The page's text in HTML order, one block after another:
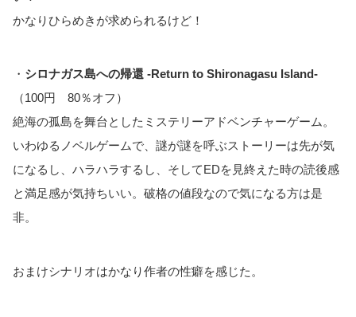
かなりひらめきが求められるけど！
・ シロナガス島への帰還 -Return to Shironagasu Island-
（100円 80％オフ）
絶海の孤島を舞台としたミステリーアドベンチャーゲーム。
いわゆるノベルゲームで、謎が謎を呼ぶストーリーは先が気
になるし、ハラハラするし、そしてEDを見終えた時の読後感
と満足感が気持ちいい。破格の値段なので気になる方は是
非。
おまけシナリオはかなり作者の性癖を感じた。